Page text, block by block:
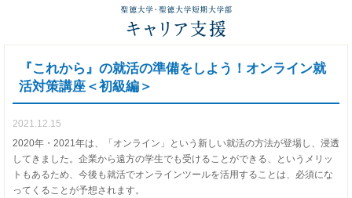
『これから』の就活の準備をしよう！オンライン就
活対策講座＜初級編＞
2021.12.15
2020年・2021年は、「オンライン」という新しい就活の方法が登場し、浸透
してきました。企業から遠方の学生でも受けることができる、というメリッ
トもあるため、今後も就活でオンラインツールを活用することは、必須にな
ってくることが予想されます。